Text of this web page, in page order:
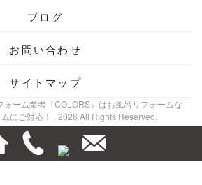
ブログ
お問い合わせ
サイトマップ
ーム業者『COLORS』はお風呂リフォームな
にご対応！ , 2026 All Rights Reserved.